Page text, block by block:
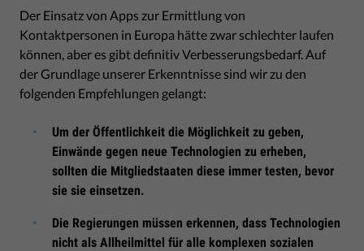
Der Einsatz von Apps zur Ermittlung von
Kontaktpersonen in Europa hätte zwar schlechter laufen
können, aber es gibt definitiv Verbesserungsbedarf. Auf
der Grundlage unserer Erkenntnisse sind wir zu den
folgenden Empfehlungen gelangt:
Um der Öffentlichkeit die Möglichkeit zu geben,
Einwände gegen neue Technologien zu erheben,
sollten die Mitgliedstaaten diese immer testen, bevor
sie sie einsetzen.
Die Regierungen müssen erkennen, dass Technologien
nicht als Allheilmittel für alle komplexen sozialen